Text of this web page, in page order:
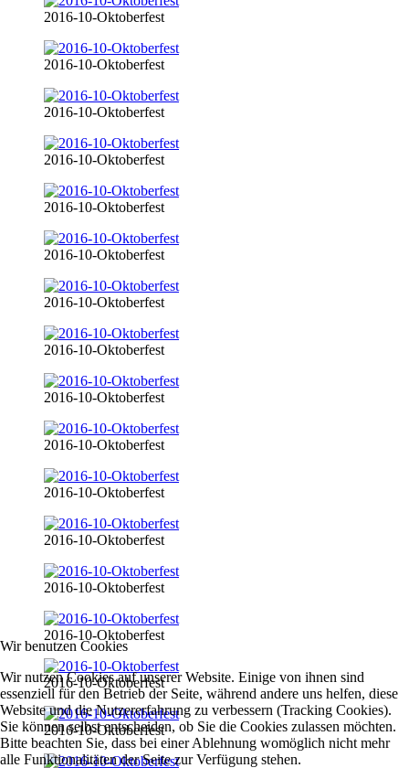
2016-10-Oktoberfest
2016-10-Oktoberfest
2016-10-Oktoberfest
2016-10-Oktoberfest
2016-10-Oktoberfest
2016-10-Oktoberfest
2016-10-Oktoberfest
2016-10-Oktoberfest
2016-10-Oktoberfest
2016-10-Oktoberfest
2016-10-Oktoberfest
2016-10-Oktoberfest
2016-10-Oktoberfest
2016-10-Oktoberfest
2016-10-Oktoberfest
2016-10-Oktoberfest
Wir benutzen Cookies
Wir nutzen Cookies auf unserer Website. Einige von ihnen sind
essenziell für den Betrieb der Seite, während andere uns helfen, diese
Website und die Nutzererfahrung zu verbessern (Tracking Cookies).
Sie können selbst entscheiden, ob Sie die Cookies zulassen möchten.
Bitte beachten Sie, dass bei einer Ablehnung womöglich nicht mehr
alle Funktionalitäten der Seite zur Verfügung stehen.